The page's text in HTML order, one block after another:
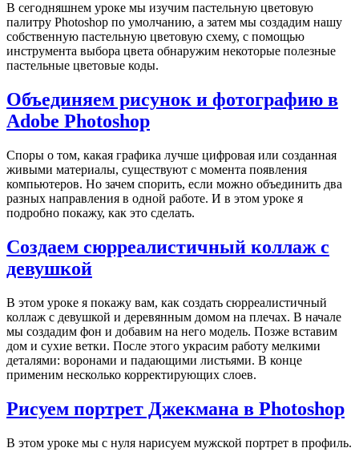
В сегодняшнем уроке мы изучим пастельную цветовую
палитру Photoshop по умолчанию, а затем мы создадим нашу
собственную пастельную цветовую схему, с помощью
инструмента выбора цвета обнаружим некоторые полезные
пастельные цветовые коды.
Объединяем рисунок и фотографию в
Adobe Photoshop
Споры о том, какая графика лучше цифровая или созданная
живыми материалы, существуют с момента появления
компьютеров. Но зачем спорить, если можно объединить два
разных направления в одной работе. И в этом уроке я
подробно покажу, как это сделать.
Создаем сюрреалистичный коллаж с
девушкой
В этом уроке я покажу вам, как создать сюрреалистичный
коллаж с девушкой и деревянным домом на плечах. В начале
мы создадим фон и добавим на него модель. Позже вставим
дом и сухие ветки. После этого украсим работу мелкими
деталями: воронами и падающими листьями. В конце
применим несколько корректирующих слоев.
Рисуем портрет Джекмана в Photoshop
В этом уроке мы с нуля нарисуем мужской портрет в профиль.